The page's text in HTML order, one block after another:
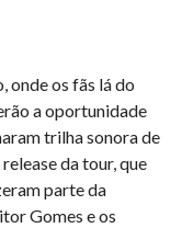
onde os fãs lá do
a oportunidade
trilha sonora de
da tour, que
parte da
Gomes e os